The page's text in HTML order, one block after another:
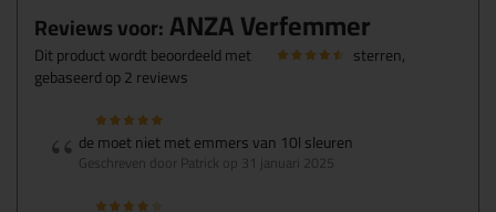
Reviews voor:ANZA Verfemmer
Dit product wordt beoordeeld met sterren,
gebaseerd op2reviews
de moet niet met emmers van 10l sleuren
Geschreven door Patrick op 31 januari 2025